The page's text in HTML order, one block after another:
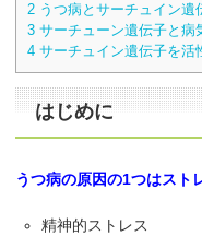
2 うつ病とサーチュイン遺
3 サーチューン遺伝子と病
4 サーチュイン遺伝子を活
はじめに
うつ病の原因の1つはスト
精神的ストレス